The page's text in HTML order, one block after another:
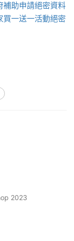
助申請絕密資料
一送一活動絕密
2023